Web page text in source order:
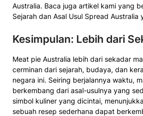
Australia. Baca juga artikel kami yang
Sejarah dan Asal Usul Spread Australia
Kesimpulan: Lebih dari
Meat pie Australia lebih dari sekadar
cerminan dari sejarah, budaya, dan
negara ini. Seiring berjalannya waktu,
berkembang dari asal-usulnya yang
simbol kuliner yang dicintai,
sebuah resep sederhana dapat